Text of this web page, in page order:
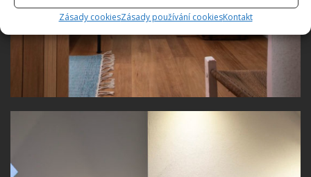
Zásady cookiesZásady používání cookiesKontakt